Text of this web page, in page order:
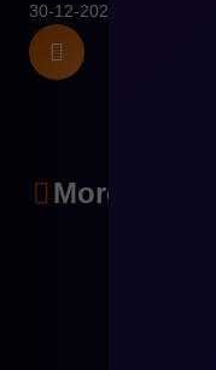
30-12-2025
More articles